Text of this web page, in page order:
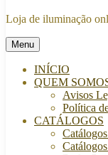
Loja de iluminação
Menu
INÍCIO
QUEM
Avisos
Política
CATÁLOGOS